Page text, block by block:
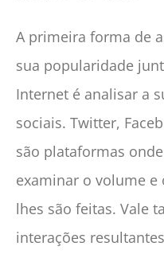
A primeira forma de
sua popularidade
Internet é analisar a
sociais. Twitter,
são plataformas
examinar o volume
lhes são feitas. Vale
interações